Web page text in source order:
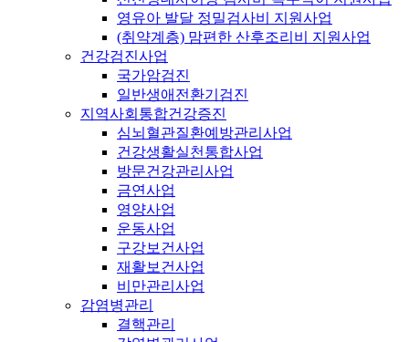
영유아 발달 정밀검사비 지원사업
(취약계층) 맘편한 산후조리비 지원사업
건강검진사업
국가암검진
일반생애전환기검진
지역사회통합건강증진
심뇌혈관질환예방관리사업
건강생활실천통합사업
방문건강관리사업
금연사업
영양사업
운동사업
구강보건사업
재활보건사업
비만관리사업
감염병관리
결핵관리